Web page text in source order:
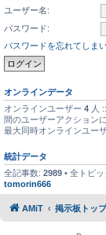
ユーザー名:
パスワード:
パスワードを忘れてしま
オンラインデータ
オンラインユーザー 4 人
間のユーザーアクション
最大同時オンラインユー
統計データ
全記事数: 2989 • 全トピッ
tomorin666
AMiT 掲示板トップ